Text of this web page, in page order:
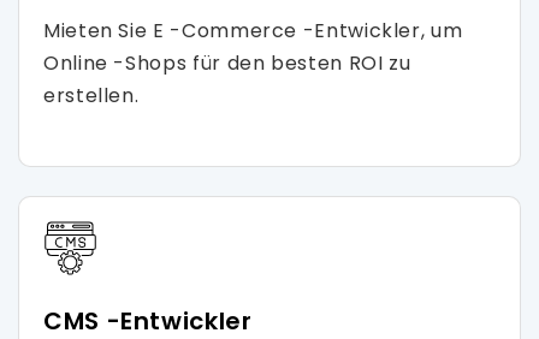
Mieten Sie E -Commerce -Entwickler, um
Online -Shops für den besten ROI zu
erstellen.
CMS -Entwickler